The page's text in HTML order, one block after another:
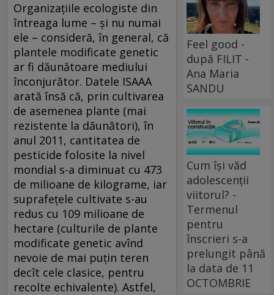
Organizaţiile ecologiste din
întreaga lume – şi nu numai
ele – consideră, în general, că
plantele modificate genetic
ar fi dăunătoare mediului
înconjurător. Datele ISAAA
arată însă că, prin cultivarea
de asemenea plante (mai
rezistente la dăunători), în
anul 2011, cantitatea de
pesticide folosite la nivel
mondial s-a diminuat cu 473
de milioane de kilograme, iar
suprafeţele cultivate s-au
redus cu 109 milioane de
hectare (culturile de plante
modificate genetic avînd
nevoie de mai puţin teren
decît cele clasice, pentru
recolte echivalente). Astfel,
Feel good -
după FILIT -
Ana Maria
SANDU
Cum își văd
adolescenții
viitorul? -
Termenul
pentru
înscrieri s-a
prelungit până
la data de 11
OCTOMBRIE